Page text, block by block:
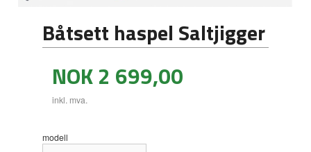
Båtsett haspel Saltjigger
Pris
NOK2 699,00
inkl. mva.
modell